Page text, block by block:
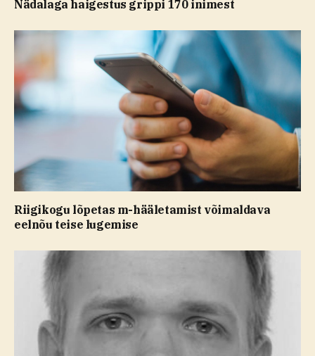
Nädalaga haigestus grippi 170 inimest
Riigikogu lõpetas m-hääletamist võimaldava
eelnõu teise lugemise